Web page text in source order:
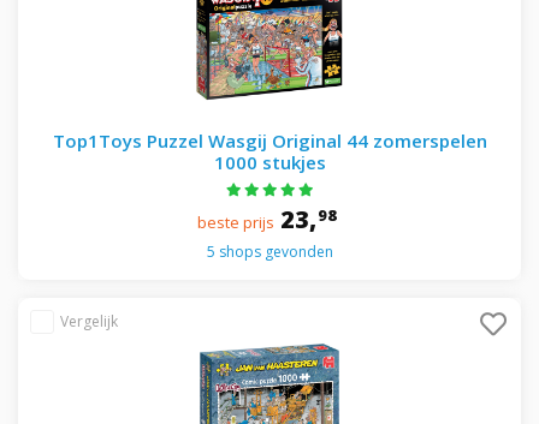
Top1Toys Puzzel Wasgij Original 44 zomerspelen
1000 stukjes
beste prijs 23,98
5 shops gevonden